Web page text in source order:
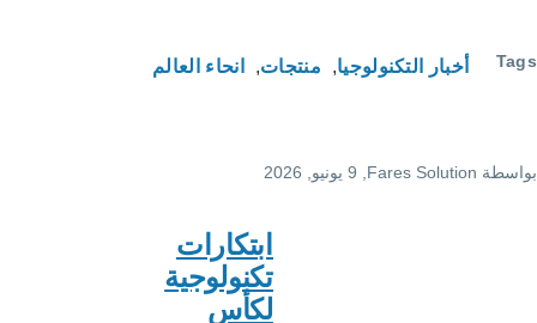
منتجات انحاء العالم
, 9 يونيو, 2026